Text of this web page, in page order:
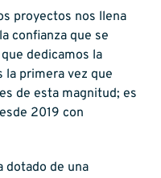
proyectos nos llena
confianza que se
dedicamos la
la primera vez que
de esta magnitud; es
2019 con
dotado de una